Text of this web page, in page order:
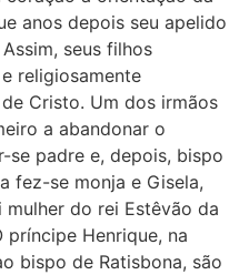
anos depois seu apelido
seus filhos
religiosamente
Cristo. Um dos irmãos
a abandonar o
padre e, depois, bispo
fez-se monja e Gisela,
do rei Estêvão da
príncipe Henrique, na
bispo de Ratisbona, são